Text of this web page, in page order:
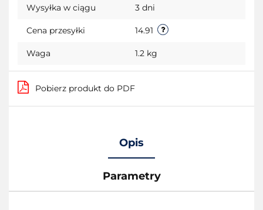
Wysyłka w ciągu 3 dni
Cena przesyłki 14.91
Waga 1.2 kg
Pobierz produkt do PDF
Opis
Parametry